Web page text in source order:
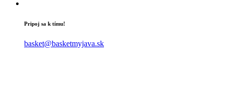
Pripoj sa k tímu!
basket@basketmyjava.sk